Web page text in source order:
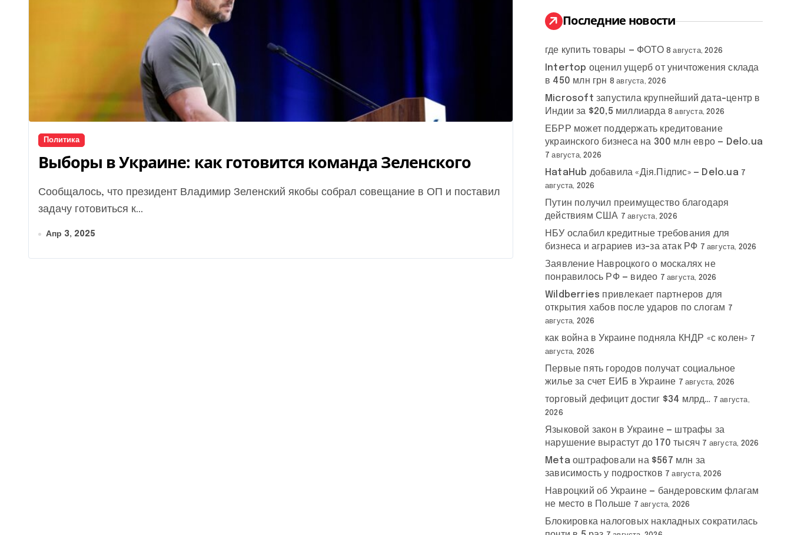
Политика
Выборы в Украине: как готовится команда Зеленского
Сообщалось, что президент Владимир Зеленский якобы собрал совещание в ОП и поставил
задачу готовиться к...
Апр 3, 2025
:
Последние новости
где купить товары — ФОТО 8 августа, 2026
Intertop оценил ущерб от уничтожения склада
в 450 млн грн 8 августа, 2026
Microsoft запустила крупнейший дата-центр в
Индии за $20,5 миллиарда 8 августа, 2026
ЕБРР может поддержать кредитование
украинского бизнеса на 300 млн евро — Delo.ua
7 августа, 2026
HataHub добавила «Дія.Підпис» — Delo.ua 7
августа, 2026
Путин получил преимущество благодаря
действиям США 7 августа, 2026
НБУ ослабил кредитные требования для
бизнеса и аграриев из-за атак РФ 7 августа, 2026
Заявление Навроцкого о москалях не
понравилось РФ — видео 7 августа, 2026
Wildberries привлекает партнеров для
открытия хабов после ударов по слогам 7
августа, 2026
как война в Украине подняла КНДР «с колен» 7
августа, 2026
Первые пять городов получат социальное
жилье за счет ЕИБ в Украине 7 августа, 2026
торговый дефицит достиг $34 млрд… 7 августа,
2026
Языковой закон в Украине — штрафы за
нарушение вырастут до 170 тысяч 7 августа, 2026
Meta оштрафовали на $567 млн за
зависимость у подростков 7 августа, 2026
Навроцкий об Украине — бандеровским флагам
не место в Польше 7 августа, 2026
Блокировка налоговых накладных сократилась